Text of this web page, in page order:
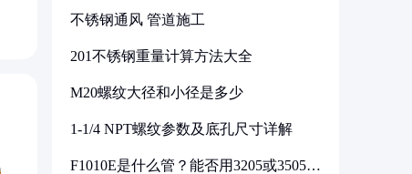
不锈钢通风 管道施工
201不锈钢重量计算方法大全
M20螺纹大径和小径是多少
1-1/4 NPT螺纹参数及底孔尺寸详解
F1010E是什么管？能否用3205或3505代